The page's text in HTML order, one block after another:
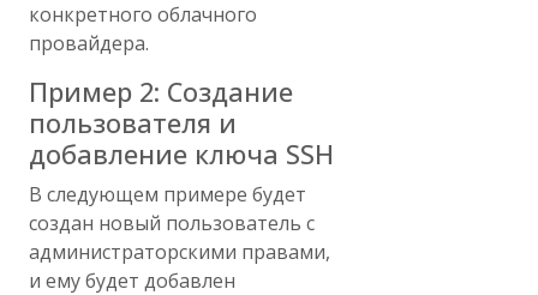
конкретного облачного
провайдера.
Пример 2: Создание
пользователя и
добавление ключа SSH
В следующем примере будет
создан новый пользователь с
администраторскими правами,
и ему будет добавлен